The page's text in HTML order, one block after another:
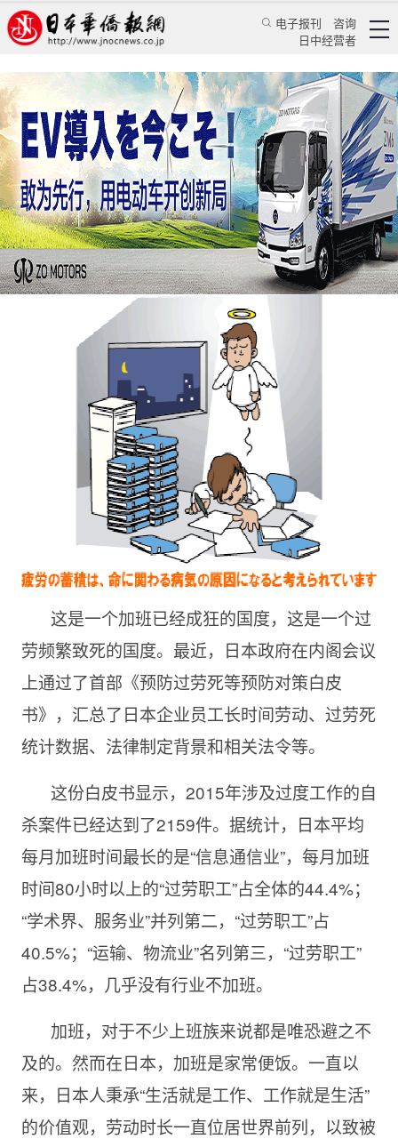
电子报刊
咨询
日中经营者
日本国民性让“过劳死”陷入无解的死循环
蒋丰 日本新闻 社会观察
日本华侨报网 2016/10/18 10:34:01
这是一个加班已经成狂的国度，这是一个过
劳频繁致死的国度。最近，日本政府在内阁会议
上通过了首部《预防过劳死等预防对策白皮
书》，汇总了日本企业员工长时间劳动、过劳死
统计数据、法律制定背景和相关法令等。
这份白皮书显示，2015年涉及过度工作的自
杀案件已经达到了2159件。据统计，日本平均
每月加班时间最长的是“信息通信业”，每月加班
时间80小时以上的“过劳职工”占全体的44.4%；
“学术界、服务业”并列第二，“过劳职工”占
40.5%；“运输、物流业”名列第三，“过劳职工”
占38.4%，几乎没有行业不加班。
加班，对于不少上班族来说都是唯恐避之不
及的。然而在日本，加班是家常便饭。一直以
来，日本人秉承“生活就是工作、工作就是生活”
的价值观，劳动时长一直位居世界前列，以致被